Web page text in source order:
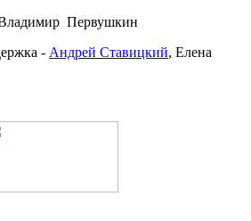
Владимир Первушкин
- Андрей Ставицкий, Елена